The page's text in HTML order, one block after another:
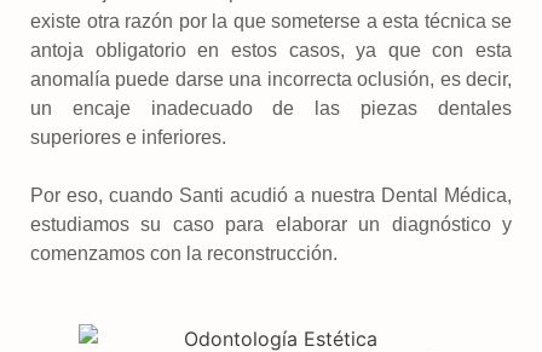
existe otra razón por la que someterse a esta técnica se
antoja obligatorio en estos casos, ya que con esta
anomalía puede darse una incorrecta oclusión, es decir,
un encaje inadecuado de las piezas dentales
superiores e inferiores.
Por eso, cuando Santi acudió a nuestra Dental Médica,
estudiamos su caso para elaborar un diagnóstico y
comenzamos con la reconstrucción.